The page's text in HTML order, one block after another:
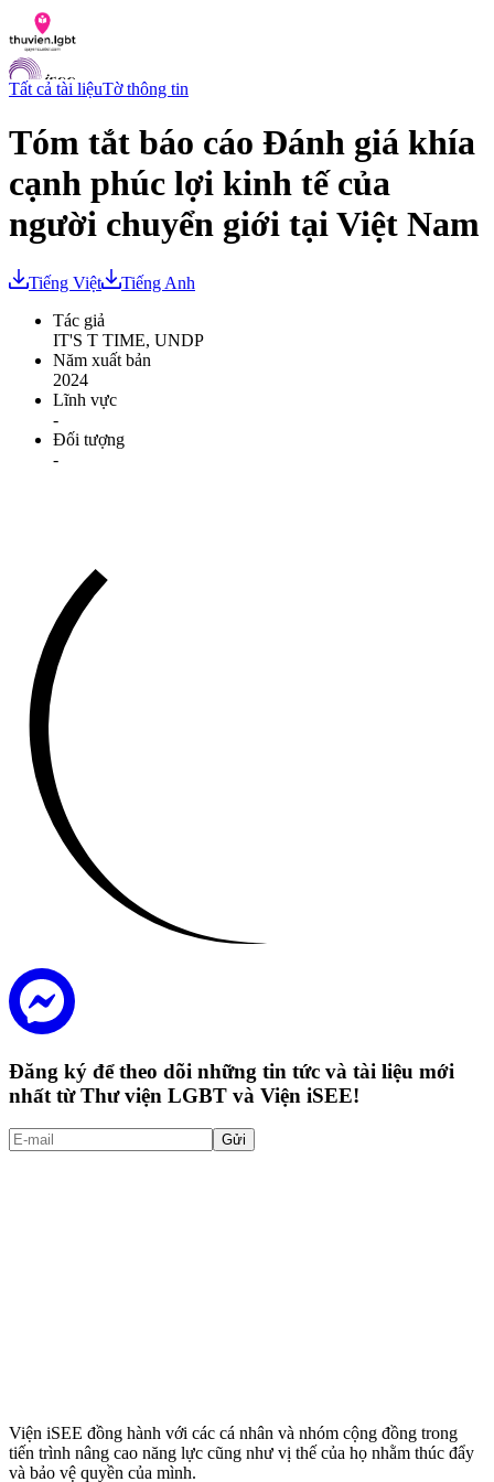
Danh sách tài liệu
Hỏi đáp
Liên lạc
Chỉ số hoà nhập LGBTI
VI
Tất cả tài liệuTờ thông tin
Tóm tắt báo cáo Đánh giá khía
cạnh phúc lợi kinh tế của
người chuyển giới tại Việt Nam
Tiếng Việt
Tiếng Anh
Tác giả
IT'S T TIME, UNDP
Năm xuất bản
2024
Lĩnh vực
-
Đối tượng
-
Đăng ký để theo dõi những tin tức và tài liệu mới
nhất từ Thư viện LGBT và Viện iSEE!
Gửi
Viện iSEE đồng hành với các cá nhân và nhóm cộng đồng trong
tiến trình nâng cao năng lực cũng như vị thế của họ nhằm thúc đẩy
và bảo vệ quyền của mình.